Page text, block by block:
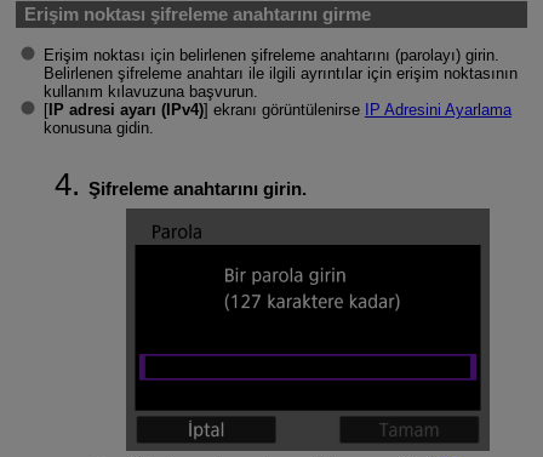
Erişim noktası şifreleme anahtarını girme
Erişim noktası için belirlenen şifreleme anahtarını (parolayı) girin.
Belirlenen şifreleme anahtarı ile ilgili ayrıntılar için erişim noktasının
kullanım kılavuzuna başvurun.
[IP adresi ayarı (IPv4)] ekranı görüntülenirse
IP Adresini Ayarlama
konusuna gidin.
Şifreleme anahtarını girin.